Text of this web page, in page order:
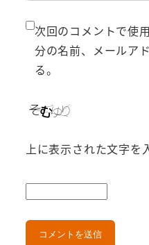
次回のコメントで使
分の名前、メールア
る。
上に表示された文字を